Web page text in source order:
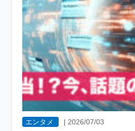
エンタメ | 2026/07/03